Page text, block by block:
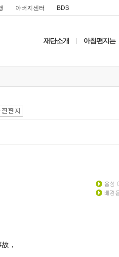
아버지센터 BDS
재단소개 아침편지는
，